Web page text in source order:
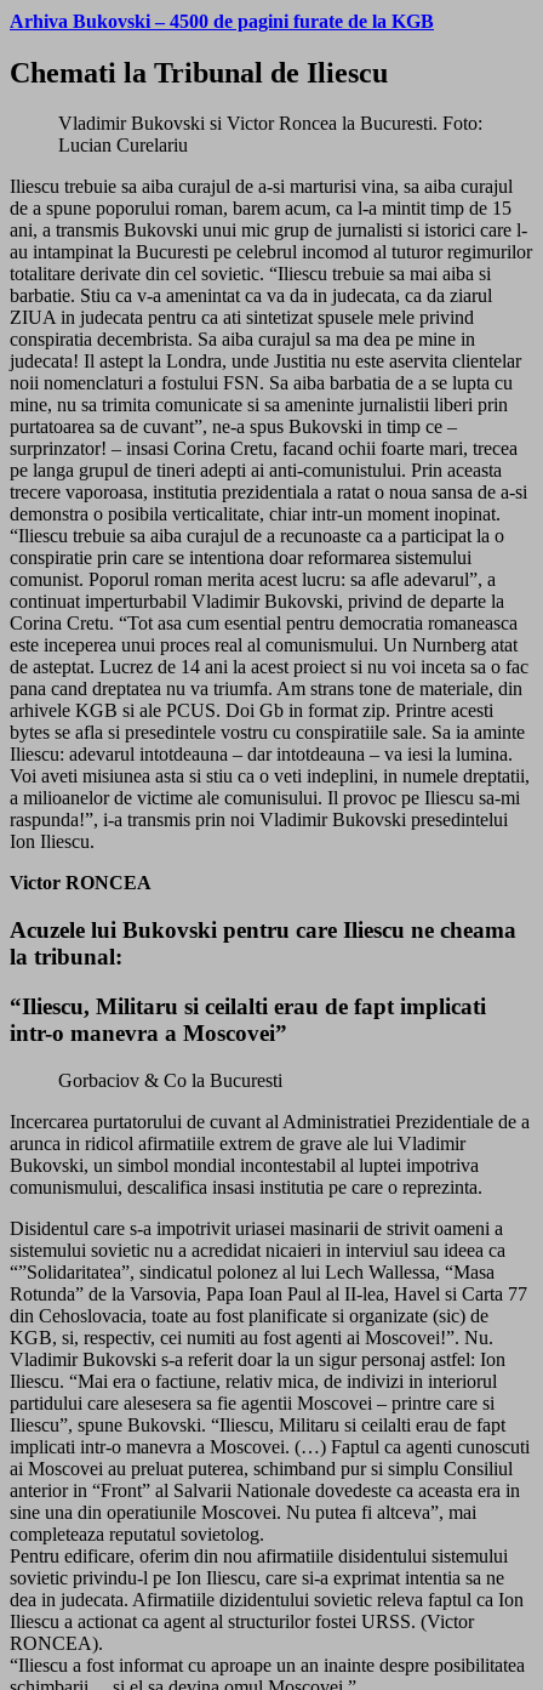
Arhiva Bukovski – 4500 de pagini furate de la KGB
Chemati la Tribunal de Iliescu
Vladimir Bukovski si Victor Roncea la Bucuresti. Foto:
Lucian Curelariu
Iliescu trebuie sa aiba curajul de a-si marturisi vina, sa aiba curajul
de a spune poporului roman, barem acum, ca l-a mintit timp de 15
ani, a transmis Bukovski unui mic grup de jurnalisti si istorici care l-
au intampinat la Bucuresti pe celebrul incomod al tuturor regimurilor
totalitare derivate din cel sovietic. “Iliescu trebuie sa mai aiba si
barbatie. Stiu ca v-a amenintat ca va da in judecata, ca da ziarul
ZIUA in judecata pentru ca ati sintetizat spusele mele privind
conspiratia decembrista. Sa aiba curajul sa ma dea pe mine in
judecata! Il astept la Londra, unde Justitia nu este aservita clientelar
noii nomenclaturi a fostului FSN. Sa aiba barbatia de a se lupta cu
mine, nu sa trimita comunicate si sa ameninte jurnalistii liberi prin
purtatoarea sa de cuvant”, ne-a spus Bukovski in timp ce –
surprinzator! – insasi Corina Cretu, facand ochii foarte mari, trecea
pe langa grupul de tineri adepti ai anti-comunistului. Prin aceasta
trecere vaporoasa, institutia prezidentiala a ratat o noua sansa de a-si
demonstra o posibila verticalitate, chiar intr-un moment inopinat.
“Iliescu trebuie sa aiba curajul de a recunoaste ca a participat la o
conspiratie prin care se intentiona doar reformarea sistemului
comunist. Poporul roman merita acest lucru: sa afle adevarul”, a
continuat imperturbabil Vladimir Bukovski, privind de departe la
Corina Cretu. “Tot asa cum esential pentru democratia romaneasca
este inceperea unui proces real al comunismului. Un Nurnberg atat
de asteptat. Lucrez de 14 ani la acest proiect si nu voi inceta sa o fac
pana cand dreptatea nu va triumfa. Am strans tone de materiale, din
arhivele KGB si ale PCUS. Doi Gb in format zip. Printre acesti
bytes se afla si presedintele vostru cu conspiratiile sale. Sa ia aminte
Iliescu: adevarul intotdeauna – dar intotdeauna – va iesi la lumina.
Voi aveti misiunea asta si stiu ca o veti indeplini, in numele dreptatii,
a milioanelor de victime ale comunisului. Il provoc pe Iliescu sa-mi
raspunda!”, i-a transmis prin noi Vladimir Bukovski presedintelui
Ion Iliescu.
Victor RONCEA
Acuzele lui Bukovski pentru care Iliescu ne cheama
la tribunal:
“Iliescu, Militaru si ceilalti erau de fapt implicati
intr-o manevra a Moscovei”
Gorbaciov & Co la Bucuresti
Incercarea purtatorului de cuvant al Administratiei Prezidentiale de a
arunca in ridicol afirmatiile extrem de grave ale lui Vladimir
Bukovski, un simbol mondial incontestabil al luptei impotriva
comunismului, descalifica insasi institutia pe care o reprezinta.
Disidentul care s-a impotrivit uriasei masinarii de strivit oameni a
sistemului sovietic nu a acredidat nicaieri in interviul sau ideea ca
“”Solidaritatea”, sindicatul polonez al lui Lech Wallessa, “Masa
Rotunda” de la Varsovia, Papa Ioan Paul al II-lea, Havel si Carta 77
din Cehoslovacia, toate au fost planificate si organizate (sic) de
KGB, si, respectiv, cei numiti au fost agenti ai Moscovei!”. Nu.
Vladimir Bukovski s-a referit doar la un sigur personaj astfel: Ion
Iliescu. “Mai era o factiune, relativ mica, de indivizi in interiorul
partidului care alesesera sa fie agentii Moscovei – printre care si
Iliescu”, spune Bukovski. “Iliescu, Militaru si ceilalti erau de fapt
implicati intr-o manevra a Moscovei. (…) Faptul ca agenti cunoscuti
ai Moscovei au preluat puterea, schimband pur si simplu Consiliul
anterior in “Front” al Salvarii Nationale dovedeste ca aceasta era in
sine una din operatiunile Moscovei. Nu putea fi altceva”, mai
completeaza reputatul sovietolog.
Pentru edificare, oferim din nou afirmatiile disidentului sistemului
sovietic privindu-l pe Ion Iliescu, care si-a exprimat intentia sa ne
dea in judecata. Afirmatiile dizidentului sovietic releva faptul ca Ion
Iliescu a actionat ca agent al structurilor fostei URSS. (Victor
RONCEA).
“Iliescu a fost informat cu aproape un an inainte despre posibilitatea